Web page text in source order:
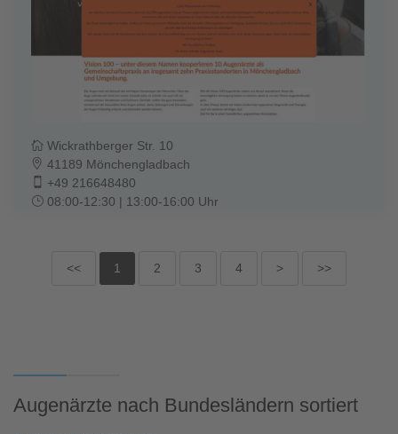
Wickrathberger Str. 10
41189 Mönchengladbach
+49 216648480
08:00-12:30 | 13:00-16:00 Uhr
<< 1 2 3 4 > >>
Augenärzte nach Bundesländern sortiert